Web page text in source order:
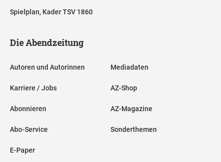
Spielplan, Kader TSV 1860
Die Abendzeitung
Autoren und Autorinnen
Karriere / Jobs
Abonnieren
Abo-Service
E-Paper
Mediadaten
AZ-Shop
AZ-Magazine
Sonderthemen